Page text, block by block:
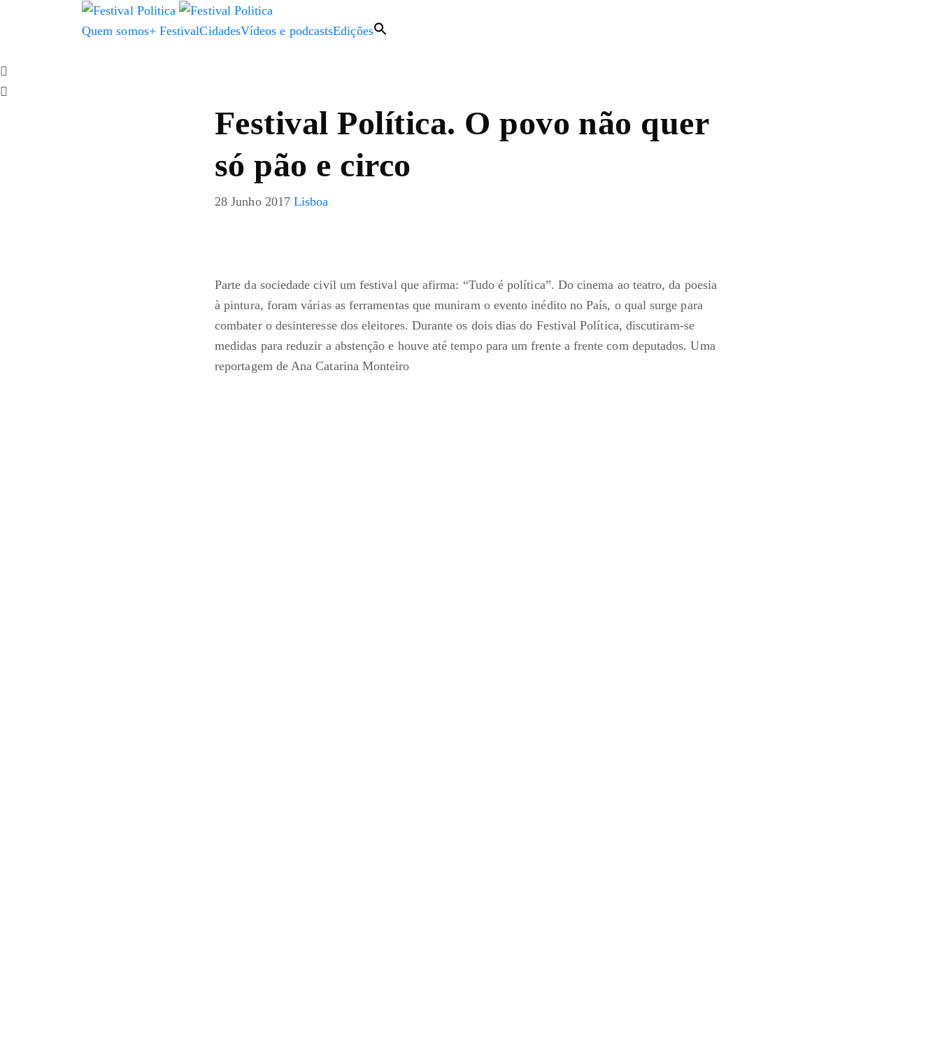
Quem somos+ FestivalCidadesVídeos e podcastsEdições
Festival Política. O povo não quer
só pão e circo
28 Junho 2017 Lisboa
Parte da sociedade civil um festival que afirma: “Tudo é política”. Do cinema ao teatro, da poesia
à pintura, foram várias as ferramentas que muniram o evento inédito no País, o qual surge para
combater o desinteresse dos eleitores. Durante os dois dias do Festival Política, discutiram-se
medidas para reduzir a abstenção e houve até tempo para um frente a frente com deputados. Uma
reportagem de Ana Catarina Monteiro